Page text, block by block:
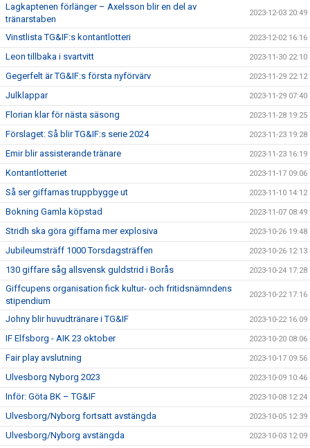
Lagkaptenen förlänger – Axelsson blir en del av
tränarstaben
2023-12-03 20:49
Vinstlista TG&IF:s kontantlotteri 2023-12-02 16:16
Leon tillbaka i svartvitt 2023-11-30 22:10
Gegerfelt är TG&IF:s första nyförvärv 2023-11-29 22:12
Julklappar 2023-11-29 07:40
Florian klar för nästa säsong 2023-11-28 19:25
Förslaget: Så blir TG&IF:s serie 2024 2023-11-23 19:28
Emir blir assisterande tränare 2023-11-23 16:19
Kontantlotteriet 2023-11-17 09:06
Så ser giffarnas truppbygge ut 2023-11-10 14:12
Bokning Gamla köpstad 2023-11-07 08:49
Stridh ska göra giffarna mer explosiva 2023-10-26 19:48
Jubileumsträff 1000 Torsdagsträffen 2023-10-26 12:13
130 giffare såg allsvensk guldstrid i Borås 2023-10-24 17:28
Giffcupens organisation fick kultur- och fritidsnämndens
stipendium
2023-10-22 17:16
Johny blir huvudtränare i TG&IF 2023-10-22 16:09
IF Elfsborg - AIK 23 oktober 2023-10-20 08:06
Fair play avslutning 2023-10-17 09:56
Ulvesborg Nyborg 2023 2023-10-09 10:46
Inför: Göta BK – TG&IF 2023-10-08 12:24
Ulvesborg/Nyborg fortsatt avstängda 2023-10-05 12:39
Ulvesborg/Nyborg avstängda 2023-10-03 12:09